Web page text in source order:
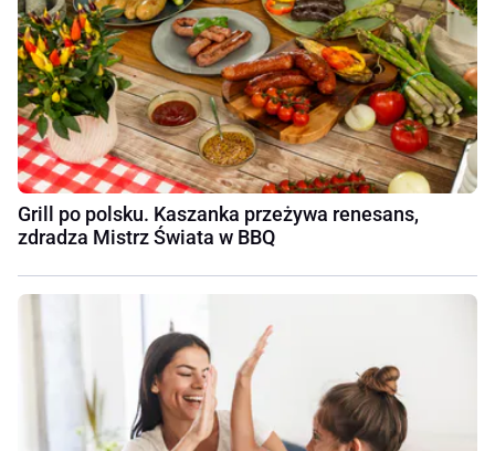
Grill po polsku. Kaszanka przeżywa renesans,
zdradza Mistrz Świata w BBQ